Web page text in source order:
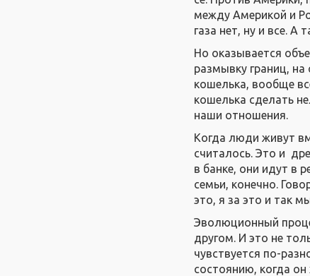
между Америкой и
газа нет, ну и все. А
Но оказывается
размывку границ, на
кошелька, вообще
кошелька сделать
наши отношения.
Когда люди живут
считалось. Это и
в банке, они идут в
семьи, конечно.
это, я за это и так
Эволюционный
другом. И это не
чувствуется по-
состоянию, когда